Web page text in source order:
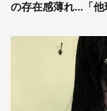
の存在感薄れ...「